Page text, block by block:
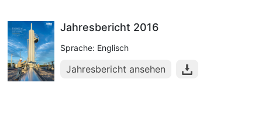
Jahresbericht 2016
Sprache: Englisch
Jahresbericht ansehen